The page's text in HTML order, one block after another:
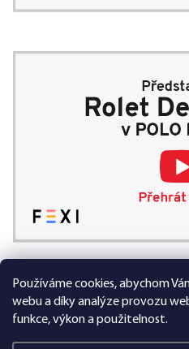
Používáme cookies, abychom
webu a díky analýze provozu
funkce, výkon a použitelnost.
99 %